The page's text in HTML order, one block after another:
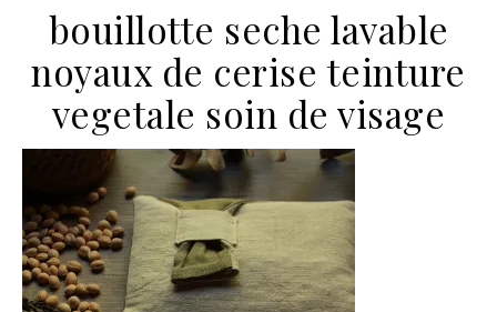
bouillotte seche lavable
noyaux de cerise teinture
vegetale soin de visage